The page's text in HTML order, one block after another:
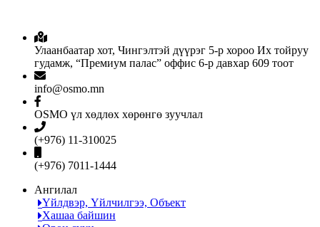
Улаанбаатар хот, Чингэлтэй дүүрэг 5-р хороо Их тойруу
гудамж, “Премиум палас” оффис 6-р давхар 609 тоот
info@osmo.mn
OSMO үл хөдлөх хөрөнгө зуучлал
(+976) 11-310025
(+976) 7011-1444
Ангилал
Үйлдвэр, Үйлчилгээ, Объект
Хашаа байшин